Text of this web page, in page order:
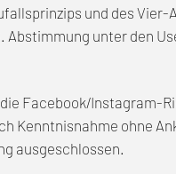
und des
unter den
Facebook/Instagram-
Kenntnisnahme ohne
ausgeschlossen.